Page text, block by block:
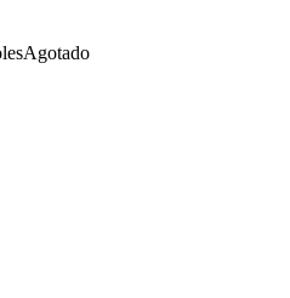
Agotado